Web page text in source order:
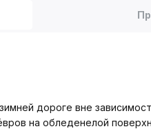
дороге вне
на обледенелой